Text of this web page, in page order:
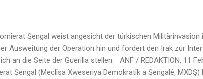
Şengal weist angesicht der türkischen Militärinvasion
Ausweitung der Operation hin und fordert den Irak zur
an die Seite der Guerilla stellen. ANF / REDAKTION, 11
Şengal (Meclîsa Xweseriya Demokratîk a Şengalê, MXDŞ)